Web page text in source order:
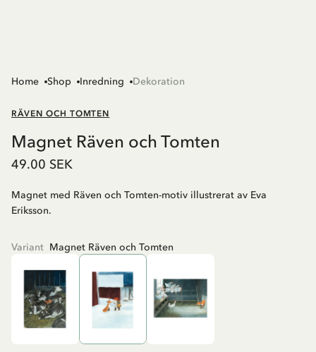
Home Shop Inredning Dekoration
RÄVEN OCH TOMTEN
Magnet Räven och Tomten
49.00 SEK
Magnet med Räven och Tomten-motiv illustrerat av Eva
Eriksson.
Variant Magnet Räven och Tomten